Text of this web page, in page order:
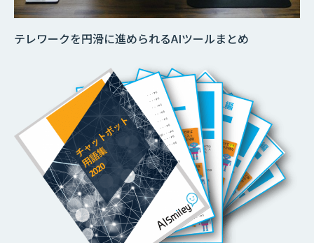
テレワークを円滑に進められるAIツールまとめ